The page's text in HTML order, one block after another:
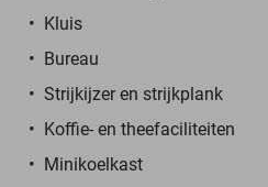
Kluis
Bureau
Strijkijzer en strijkplank
Koffie- en theefaciliteiten
Minikoelkast